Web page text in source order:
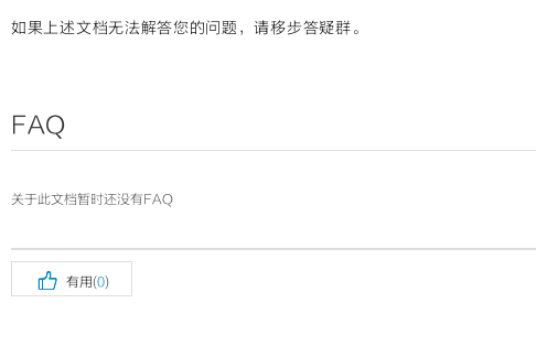
如果上述文档无法解答您的问题，请移步答疑群。
FAQ
关于此文档暂时还没有FAQ
 有用(0)